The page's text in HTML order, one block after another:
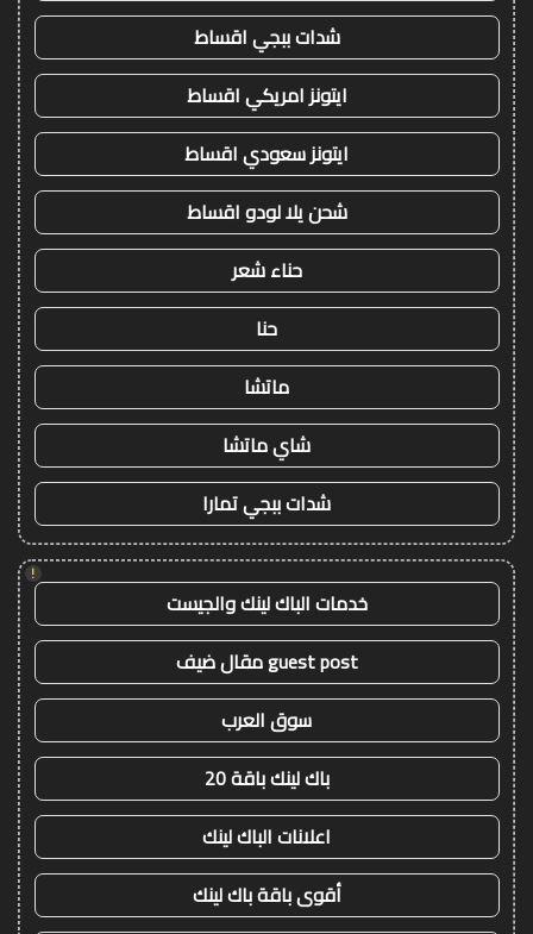
شدات ببجي اقساط
ايتونز امريكي اقساط
ايتونز سعودي اقساط
شحن يلا لودو اقساط
حناء شعر
حنا
ماتشا
شاي ماتشا
شدات ببجي تمارا
!
خدمات الباك لينك والجيست
guest post مقال ضيف
سوق العرب
باك لينك باقة 20
اعلانات الباك لينك
أقوى باقة باك لينك